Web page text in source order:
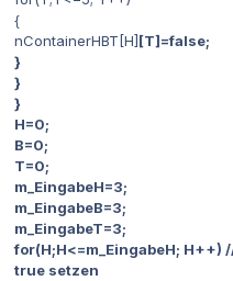
{
nContainerHBT[H][T]=false;
}
}
}
H=0;
B=0;
T=0;
m_EingabeH=3;
m_EingabeB=3;
m_EingabeT=3;
for(H;H<=m_EingabeH; H++)
true setzen